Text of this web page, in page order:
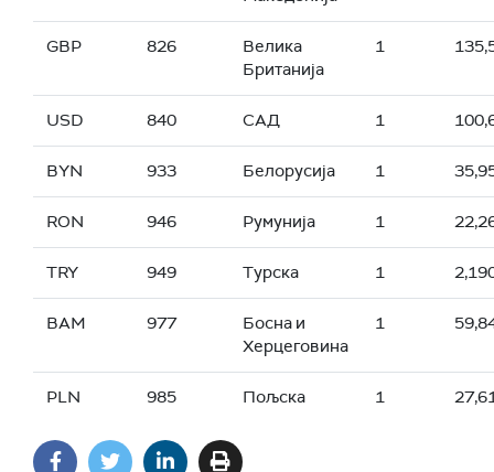
GBP 826
Велика
Британија
1
USD 840 САД 1
BYN 933 Белорусија 1
RON 946 Румунија 1
TRY 949 Турска 1
BAM 977
Босна и
Херцеговина
1
PLN 985 Пољска 1